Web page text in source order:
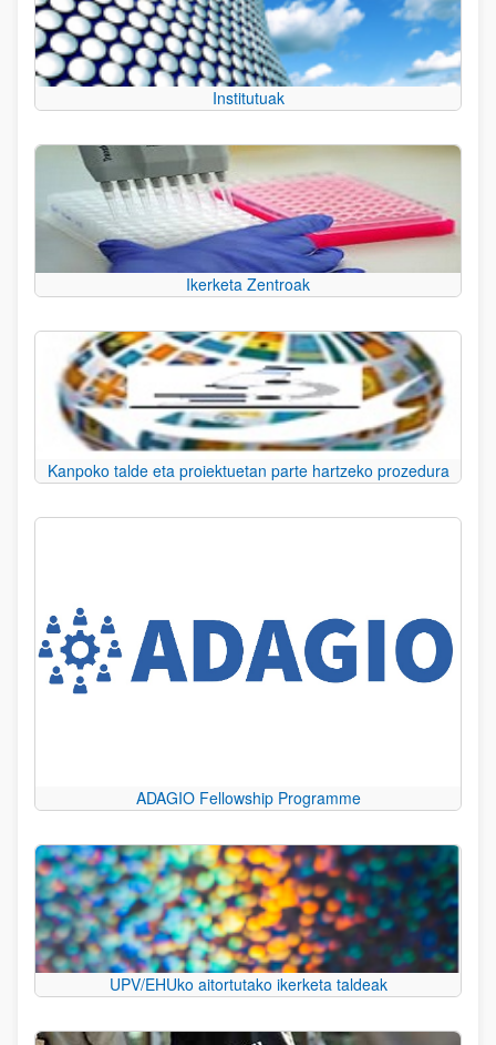
Institutuak
Ikerketa Zentroak
Kanpoko talde eta proiektuetan parte hartzeko prozedura
ADAGIO Fellowship Programme
UPV/EHUko aitortutako ikerketa taldeak